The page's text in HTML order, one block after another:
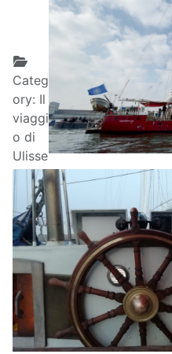
Categ
ory: Il
viaggi
o di
Ulisse